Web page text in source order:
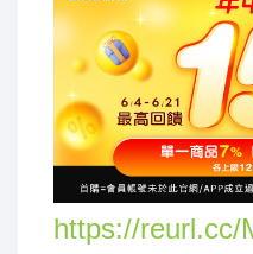
https://reurl.cc/